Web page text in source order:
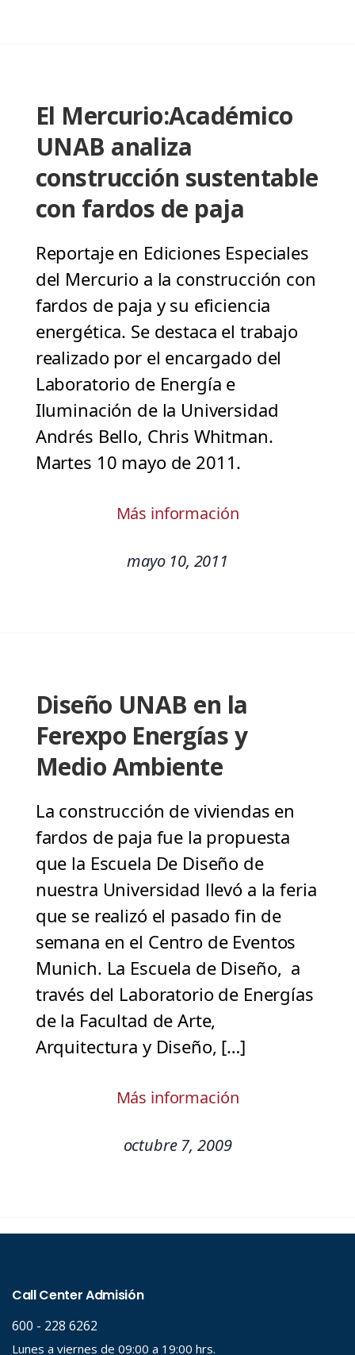
El Mercurio:Académico
UNAB analiza
construcción sustentable
con fardos de paja
Reportaje en Ediciones Especiales
del Mercurio a la construcción con
fardos de paja y su eficiencia
energética. Se destaca el trabajo
realizado por el encargado del
Laboratorio de Energía e
Iluminación de la Universidad
Andrés Bello, Chris Whitman.
Martes 10 mayo de 2011.
Más información
mayo 10, 2011
Diseño UNAB en la
Ferexpo Energías y
Medio Ambiente
La construcción de viviendas en
fardos de paja fue la propuesta
que la Escuela De Diseño de
nuestra Universidad llevó a la feria
que se realizó el pasado fin de
semana en el Centro de Eventos
Munich. La Escuela de Diseño, a
través del Laboratorio de Energías
de la Facultad de Arte,
Arquitectura y Diseño, […]
Más información
octubre 7, 2009